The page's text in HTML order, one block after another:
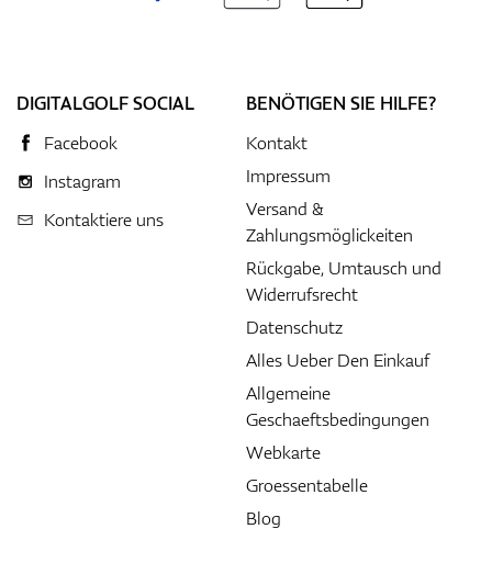
DIGITALGOLF SOCIAL
Facebook
Instagram
Kontaktiere uns
BENÖTIGEN SIE HILFE?
Kontakt
Impressum
Versand &
Zahlungsmöglickeiten
Rückgabe, Umtausch und
Widerrufsrecht
Datenschutz
Alles Ueber Den Einkauf
Allgemeine
Geschaeftsbedingungen
Webkarte
Groessentabelle
Blog